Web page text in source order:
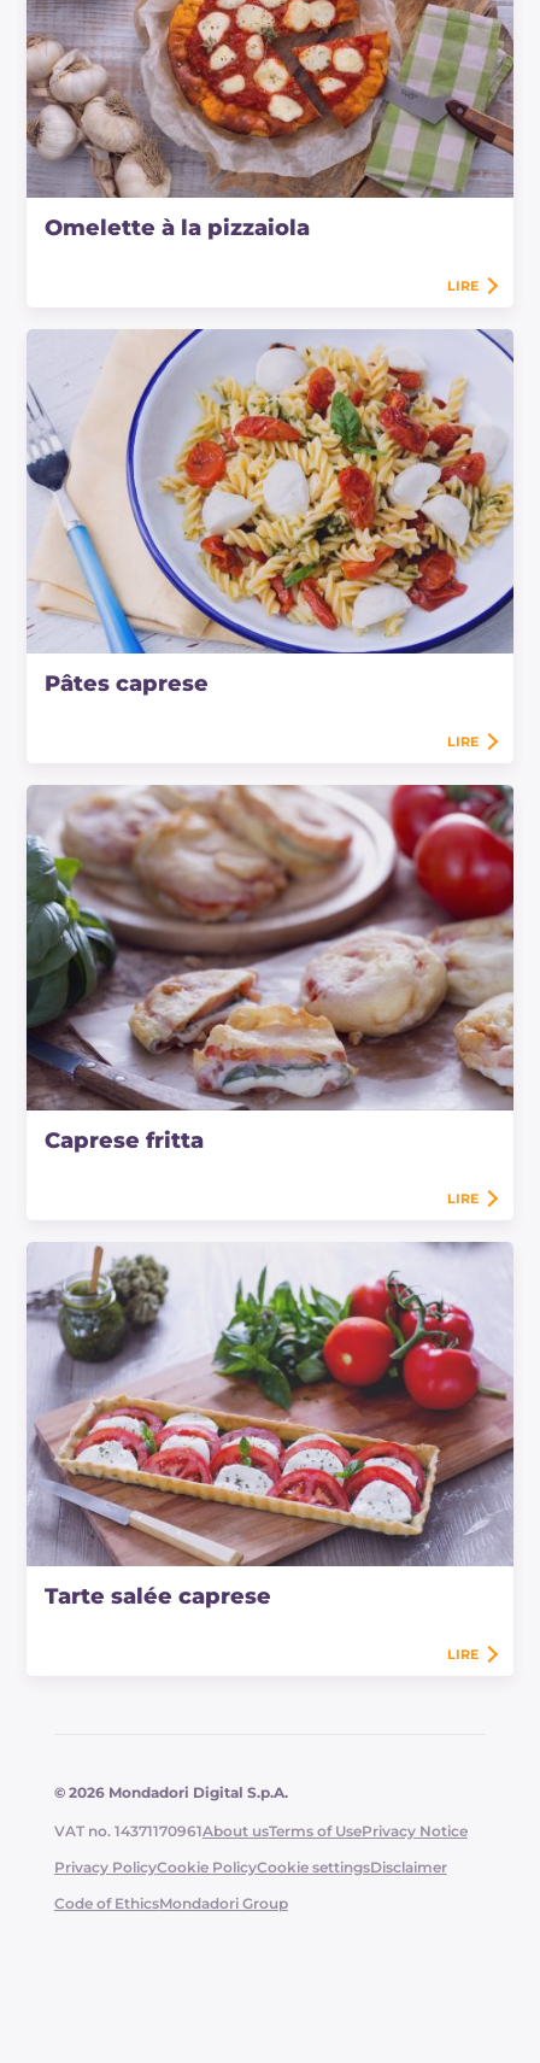
Omelette à la pizzaiola
LIRE
Pâtes caprese
LIRE
Caprese fritta
LIRE
Tarte salée caprese
LIRE
© 2026 Mondadori Digital S.p.A.
VAT no. 14371170961About usTerms of UsePrivacy Notice
Privacy PolicyCookie PolicyCookie settingsDisclaimer
Code of EthicsMondadori Group